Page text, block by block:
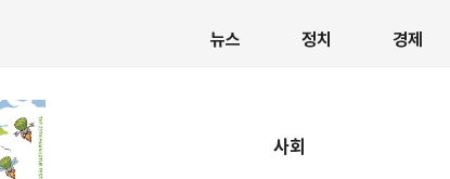
뉴스 정치 경제
사회